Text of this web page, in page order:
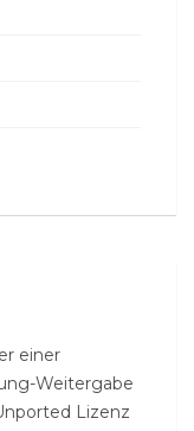
einer
Weitergabe
Lizenz